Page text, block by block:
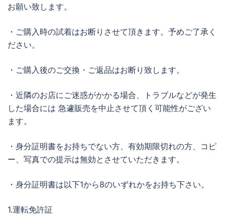
お願い致します。
・ご購入時の試着はお断りさせて頂きます。予めご了承く
ださい。
・ご購入後のご交換・ご返品はお断り致します。
・近隣のお店にご迷惑がかかる場合、トラブルなどが発生
した場合には 急遽販売を中止させて頂く可能性がござい
ます。
・身分証明書をお持ちでない方、有効期限切れの方、コピ
ー、写真での提示は無効とさせていただきます。
・身分証明書は以下1から8のいずれかをお持ち下さい。
1.運転免許証